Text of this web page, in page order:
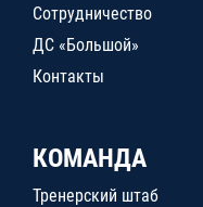
Сотрудничество
ДС «Большой»
Контакты
КОМАНДА
Тренерский штаб